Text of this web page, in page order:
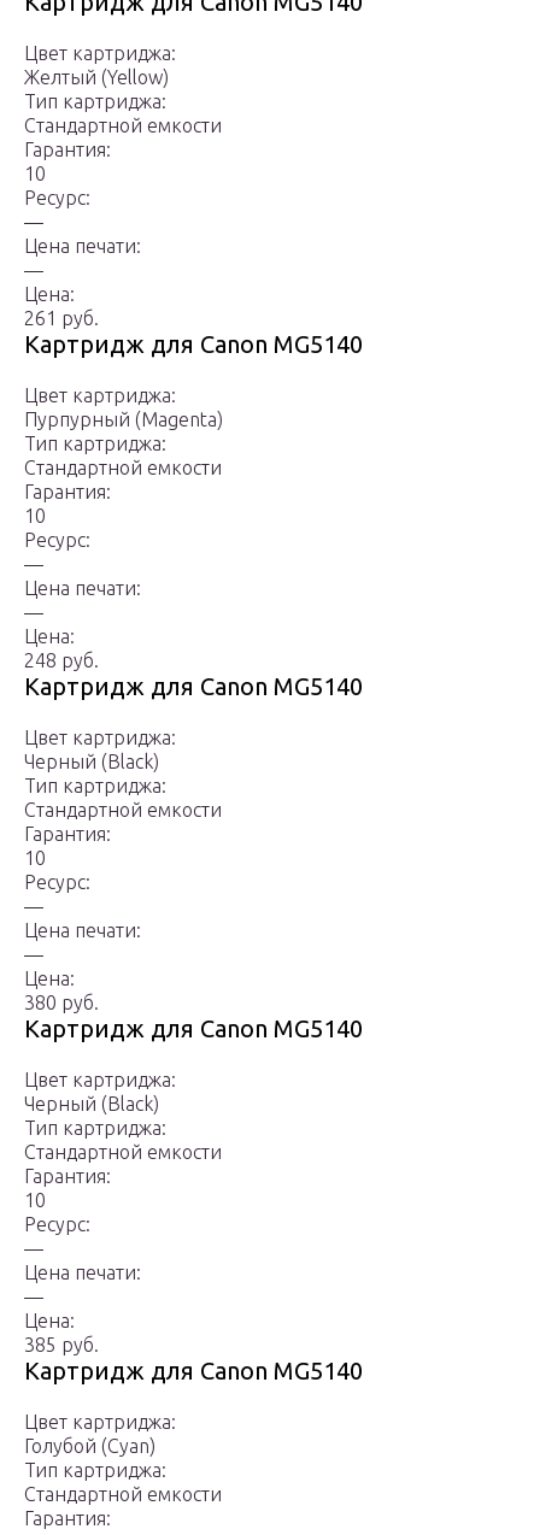
Цвет картриджа:
Желтый (Yellow)
Тип картриджа:
Стандартной емкости
Гарантия:
10
Ресурс:
—
Цена печати:
—
Цена:
261 руб.
Картридж для Canon MG5140
Цвет картриджа:
Пурпурный (Magenta)
Тип картриджа:
Стандартной емкости
Гарантия:
10
Ресурс:
—
Цена печати:
—
Цена:
248 руб.
Картридж для Canon MG5140
Цвет картриджа:
Черный (Black)
Тип картриджа:
Стандартной емкости
Гарантия:
10
Ресурс:
—
Цена печати:
—
Цена:
380 руб.
Картридж для Canon MG5140
Цвет картриджа:
Черный (Black)
Тип картриджа:
Стандартной емкости
Гарантия:
10
Ресурс:
—
Цена печати:
—
Цена:
385 руб.
Картридж для Canon MG5140
Цвет картриджа:
Голубой (Cyan)
Тип картриджа:
Стандартной емкости
Гарантия: